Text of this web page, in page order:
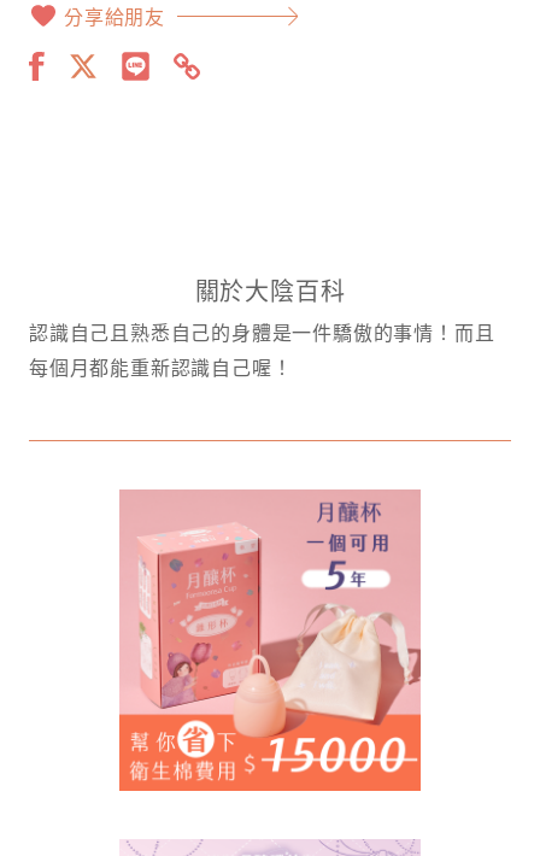
分享給朋友
關於大陰百科
認識自己且熟悉自己的身體是一件驕傲的事情！而且
每個月都能重新認識自己喔！